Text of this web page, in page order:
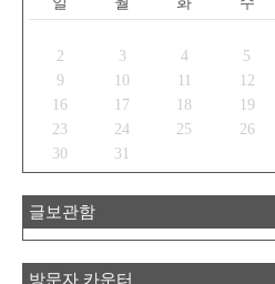
2
3 4 5
9
10 11 12
16
17 18 19
23
24 25 26
30
31
글보관함
방문자 카운터